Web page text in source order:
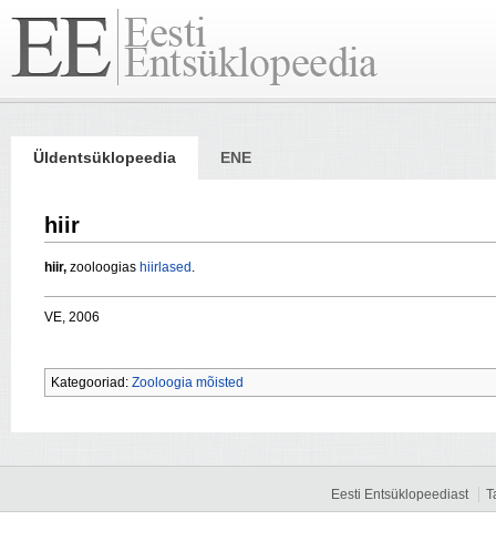
Üldentsüklopeedia ENE
hiir
hiir, zooloogias hiirlased .
VE, 2006
Kategooriad: Zooloogia mõisted
Eesti Entsüklopeediast